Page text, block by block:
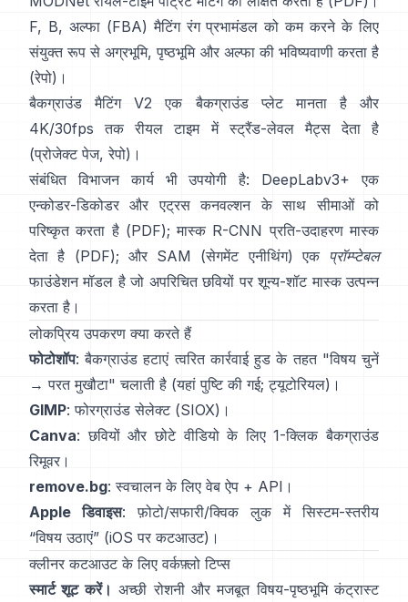
F, B, अल्फा (FBA) मैटिंगरंग प्रभामंडल को कम करने के लिए
संयुक्त रूप से अग्रभूमि, पृष्ठभूमि और अल्फा की भविष्यवाणी करता है
(रेपो)।
बैकग्राउंड मैटिंग V2 एक बैकग्राउंड प्लेट मानता है और
4K/30fps तक रीयल टाइम में स्ट्रैंड-लेवल मैट्स देता है
(प्रोजेक्ट पेज, रेपो)।
संबंधित विभाजन कार्य भी उपयोगी है:
DeepLabv3+ एक
एन्कोडर-डिकोडर और एट्रस कनवल्शन के साथ सीमाओं को
परिष्कृत करता है (PDF); मास्क R-CNN प्रति-उदाहरण मास्क
देता है (PDF); और SAM (सेगमेंट एनीथिंग) एक
प्रॉम्प्टेबल
फाउंडेशन मॉडल है जो अपरिचित छवियों पर शून्य-शॉट मास्क उत्पन्न
करता है।
लोकप्रिय उपकरण क्या करते हैं
फोटोशॉप:बैकग्राउंड हटाएंत्वरित कार्रवाई हुड के तहत "विषय चुनें
→ परत मुखौटा" चलाती है (यहां पुष्टि की गई; ट्यूटोरियल)।
GIMP:फोरग्राउंड सेलेक्ट(SIOX)।
Canva: छवियों और छोटे वीडियो के लिए 1-क्लिक बैकग्राउंड
रिमूवर ।
remove.bg: स्वचालन के लिए वेब ऐप + API ।
Apple डिवाइस: फ़ोटो/सफारी/क्विक लुक में सिस्टम-स्तरीय
“विषय उठाएं” (iOS पर कटआउट)।
क्लीनर कटआउट के लिए वर्कफ़्लो टिप्स
स्मार्ट शूट करें। अच्छी रोशनी और मजबूत विषय-पृष्ठभूमि कंट्रास्ट